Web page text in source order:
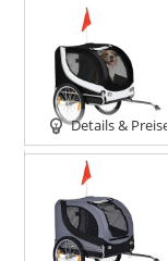
Details & Preise